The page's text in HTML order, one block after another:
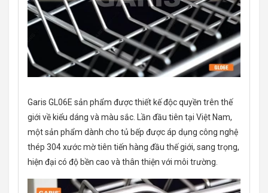
Garis GL06E sản phẩm được thiết kế độc quyền trên thế
giới về kiểu dáng và màu sắc. Lần đầu tiên tại Việt Nam,
một sản phẩm dành cho tủ bếp được áp dụng công nghệ
thép 304 xước mờ tiên tiến hàng đầu thế giới, sang trọng,
hiện đại có độ bền cao và thân thiện với môi trường.